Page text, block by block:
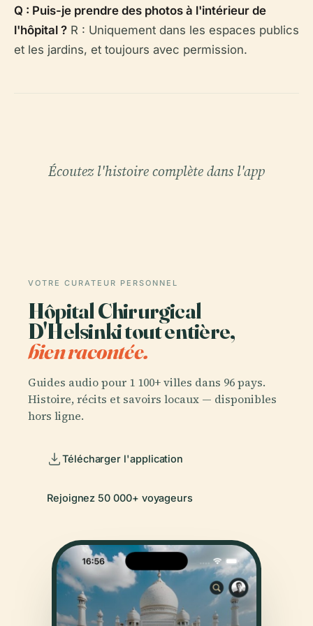
Q : Puis-je prendre des photos à l'intérieur de
l'hôpital ? R : Uniquement dans les espaces publics
et les jardins, et toujours avec permission.
Écoutez l'histoire complète dans l'app
VOTRE CURATEUR PERSONNEL
Hôpital Chirurgical
D'Helsinki tout entière,
bien racontée.
Guides audio pour 1 100+ villes dans 96 pays.
Histoire, récits et savoirs locaux — disponibles
hors ligne.
Télécharger l'application
Rejoignez 50 000+ voyageurs